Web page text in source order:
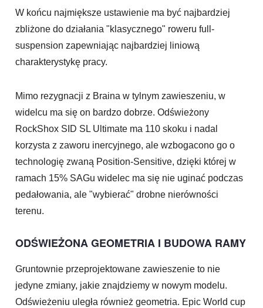
W końcu najmiększe ustawienie ma być najbardziej
zbliżone do działania "klasycznego" roweru full-
suspension zapewniając najbardziej liniową
charakterystykę pracy.
Mimo rezygnacji z Braina w tylnym zawieszeniu, w
widelcu ma się on bardzo dobrze. Odświeżony
RockShox SID SL Ultimate ma 110 skoku i nadal
korzysta z zaworu inercyjnego, ale wzbogacono go o
technologię zwaną Position-Sensitive, dzięki której w
ramach 15% SAGu widelec ma się nie uginać podczas
pedałowania, ale "wybierać" drobne nierówności
terenu.
ODŚWIEŻONA GEOMETRIA I BUDOWA RAMY
Gruntownie przeprojektowane zawieszenie to nie
jedyne zmiany, jakie znajdziemy w nowym modelu.
Odświeżeniu uległa również geometria. Epic World cup